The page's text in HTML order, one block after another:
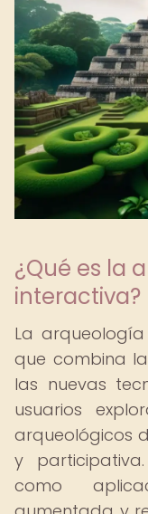
¿Qué es la
interactiva?
La
que combina
las nuevas
usuarios
arqueológicos
y
como